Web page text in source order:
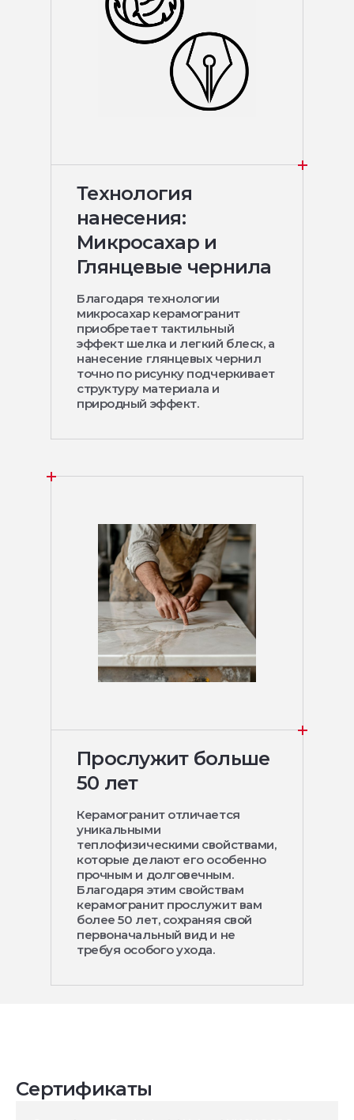
Технология
нанесения:
Микросахар и
Глянцевые чернила
Благодаря технологии
микросахар керамогранит
приобретает тактильный
эффект шелка и легкий блеск, а
нанесение глянцевых чернил
точно по рисунку подчеркивает
структуру материала и
природный эффект.
Прослужит больше
50 лет
Керамогранит отличается
уникальными
теплофизическими свойствами,
которые делают его особенно
прочным и долговечным.
Благодаря этим свойствам
керамогранит прослужит вам
более 50 лет, сохраняя свой
первоначальный вид и не
требуя особого ухода.
Сертификаты